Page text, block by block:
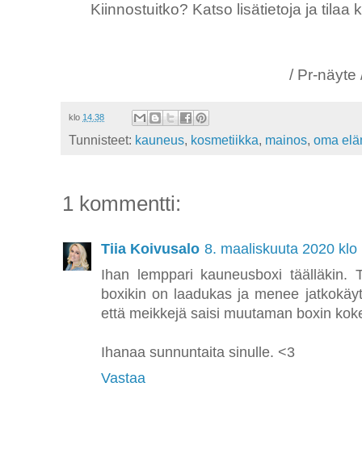
Kiinnostuitko? Katso lisätietoja ja tilaa
/ Pr-näyte
klo 14.38
Tunnisteet: kauneus, kosmetiikka, mainos, oma
1 kommentti:
Tiia Koivusalo 8. maaliskuuta 2020 klo
Ihan lemppari kauneusboxi täälläkin.
boxikin on laadukas ja menee
että meikkejä saisi muutaman boxin
Ihanaa sunnuntaita sinulle. <3
Vastaa